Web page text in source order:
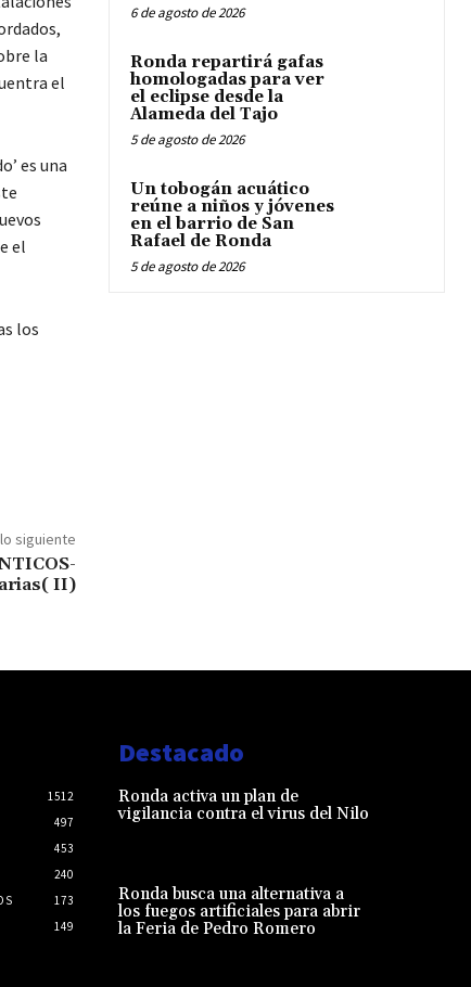
la
el
es una
el
los
siguiente
II)
6 de agosto de 2026
Ronda repartirá gafas
homologadas para ver
el eclipse desde la
Alameda del Tajo
5 de agosto de 2026
Un tobogán acuático
reúne a niños y jóvenes
en el barrio de San
Rafael de Ronda
5 de agosto de 2026
1512
497
453
240
173
149
Destacado
Ronda activa un plan de
vigilancia contra el virus del Nilo
Ronda busca una alternativa a
los fuegos artificiales para abrir
la Feria de Pedro Romero